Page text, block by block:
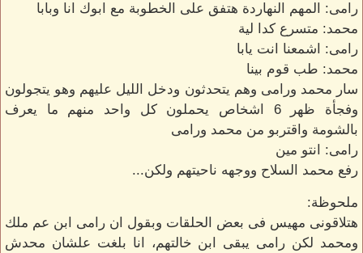
رامى: المهم النهاردة هتفق على الخطوبة مع ابوك انا وبابا
محمد: متسرع كدا لية
رامى: اشمعنا انت يابا
محمد: طب قوم بينا
سار محمد ورامى وهم يتحدثون ودخل الليل عليهم وهو يتجولون
وفجأة ظهر 6 اشخاص يحملون كل واحد منهم ما يعرف
بالشومة واقتربو من محمد ورامى
رامى: انتو مين
رفع محمد السلاح ووجهه ناحيتهم ولكن...
ملحوظة:
هتلاقونى مهيس فى بعض الحلقات وبقول ان رامى ابن عم ملك
ومحمد لكن رامى يبقى ابن خالتهم، انا بلغت علشان محدش